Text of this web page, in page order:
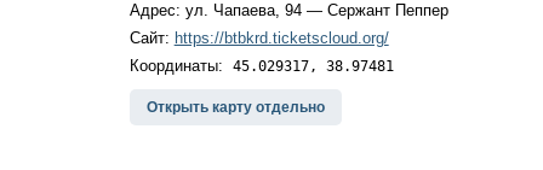
Адрес: ул. Чапаева, 94 — Сержант Пеппер
Сайт: https://btbkrd.ticketscloud.org/
Координаты: 45.029317, 38.97481
Открыть карту отдельно